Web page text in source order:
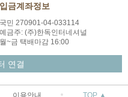
입금계좌정보
국민 270901-04-033114
예금주: (주)한독인터네셔널
월~금 택배마감 16:00
연결
이용안내 TOP ▲